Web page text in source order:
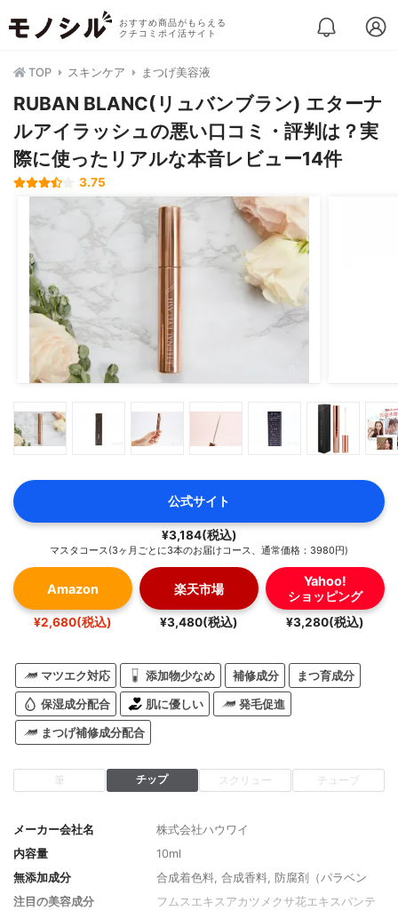
おすすめ商品がもらえる
クチコミポイ活サイト
TOP スキンケア まつげ美容液
RUBAN BLANC(リュバンブラン) エターナ
ルアイラッシュの悪い口コミ・評判は？実
際に使ったリアルな本音レビュー14件
3.75
公式サイト
¥3,184(税込)
マスタコース(3ヶ月ごとに3本のお届けコース、通常価格：3980円)
Amazon
¥2,680(税込)
楽天市場
¥3,480(税込)
Yahoo!
ショッピング
¥3,280(税込)
マツエク対応 添加物少なめ 補修成分 まつ育成分
保湿成分配合 肌に優しい 発毛促進
まつげ補修成分配合
筆 チップ スクリュー チューブ
メーカー会社名
株式会社ハウワイ
内容量
10ml
無添加成分
合成着色料, 合成香料, 防腐剤（パラベン
注目の美容成分
フムスエキスアカツメクサ花エキスパンテ